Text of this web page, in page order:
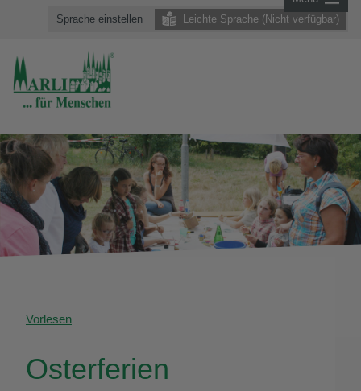
Sprache einstellen Leichte Sprache (Nicht verfügbar)
Vorlesen
Osterferien